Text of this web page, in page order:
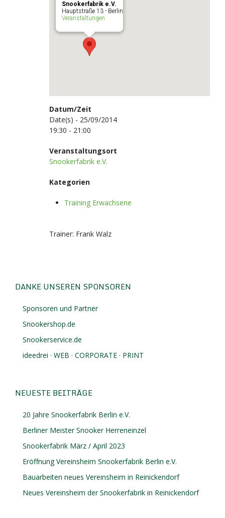
Snookerfabrik e.V.
Hauptstraße 13 - Berlin
Veranstaltungen
Datum/Zeit
Date(s) - 25/09/2014
19:30 - 21:00
Veranstaltungsort
Snookerfabrik e.V.
Kategorien
Training Erwachsene
Trainer: Frank Walz
DANKE UNSEREN SPONSOREN
Sponsoren und Partner
Snookershop.de
Snookerservice.de
ideedrei · WEB · CORPORATE · PRINT
NEUESTE BEITRÄGE
20 Jahre Snookerfabrik Berlin e.V.
Berliner Meister Snooker Herreneinzel
Snookerfabrik März / April 2023
Eröffnung Vereinsheim Snookerfabrik Berlin e.V.
Bauarbeiten neues Vereinsheim in Reinickendorf
Neues Vereinsheim der Snookerfabrik in Reinickendorf